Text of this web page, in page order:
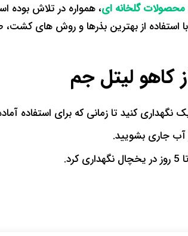
محصولات گلخانه ای، همواره در تلاش بوده
استفاده از بهترین بذرها و روش های
کاهو لیتل جم
کنید تا زمانی که برای استفاده
آب جاری بشویید.